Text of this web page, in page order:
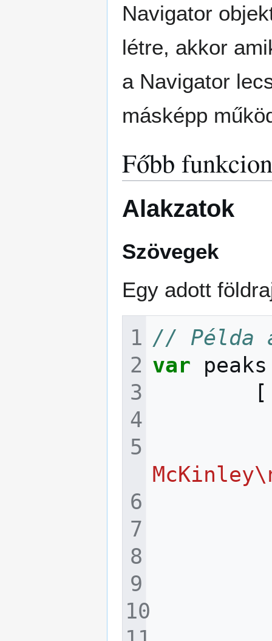
Navigator
létre, akkor
a Navigator
másképp
Főbb
Alakzatok
Szövegek
Egy adott
// Példa
var
peaks
[